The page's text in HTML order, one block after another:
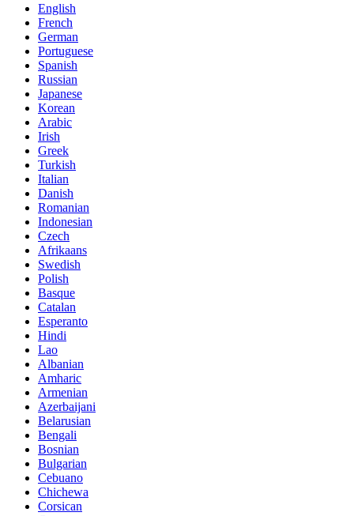
English
French
German
Portuguese
Spanish
Russian
Japanese
Korean
Arabic
Irish
Greek
Turkish
Italian
Danish
Romanian
Indonesian
Czech
Afrikaans
Swedish
Polish
Basque
Catalan
Esperanto
Hindi
Lao
Albanian
Amharic
Armenian
Azerbaijani
Belarusian
Bengali
Bosnian
Bulgarian
Cebuano
Chichewa
Corsican